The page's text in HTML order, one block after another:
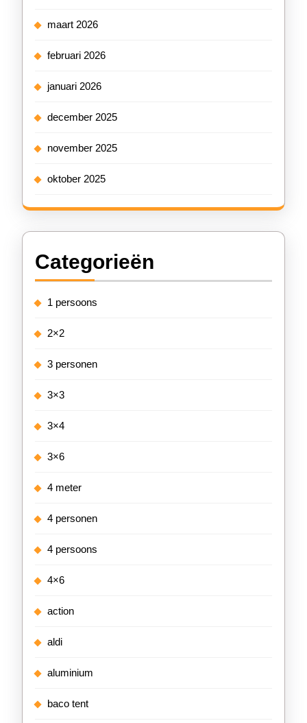
maart 2026
februari 2026
januari 2026
december 2025
november 2025
oktober 2025
Categorieën
1 persoons
2×2
3 personen
3×3
3×4
3×6
4 meter
4 personen
4 persoons
4×6
action
aldi
aluminium
baco tent